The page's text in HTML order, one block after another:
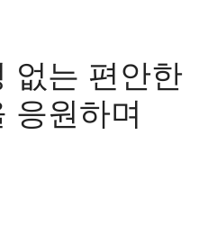
없는 편안한
응원하며